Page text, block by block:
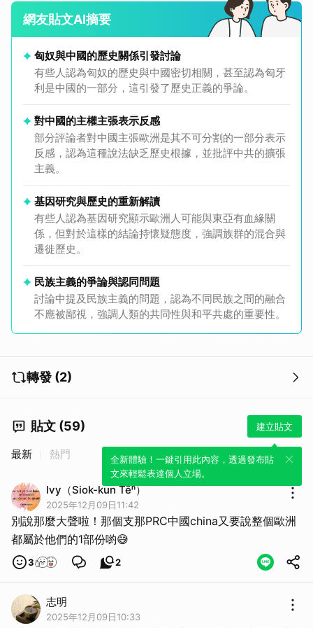
網友貼文AI摘要
匈奴與中國的歷史關係引發討論
有些人認為匈奴的歷史與中國密切相關，甚至認為匈牙
利是中國的一部分，這引發了歷史正義的爭論。
對中國的主權主張表示反感
部分評論者對中國主張歐洲是其不可分割的一部分表示
反感，認為這種說法缺乏歷史根據，並批評中共的擴張
主義。
基因研究與歷史的重新解讀
有些人認為基因研究顯示歐洲人可能與東亞有血緣關
係，但對於這樣的結論持懷疑態度，強調族群的混合與
遷徙歷史。
民族主義的爭論與認同問題
討論中提及民族主義的問題，認為不同民族之間的融合
不應被鄙視，強調人類的共同性與和平共處的重要性。
轉發 (2)
貼文 (59) 建立貼文
全新體驗！一鍵引用此內容，透過發布貼
文來輕鬆表達個人立場。
最新 熱門
Ivy（Siok-kun Tēⁿ）
2025年12月09日11:42
別說那麼大聲啦！那個支那PRC中國china又要說整個歐洲
都屬於他們的1部份喲😅
3 2
志明
2025年12月09日10:33